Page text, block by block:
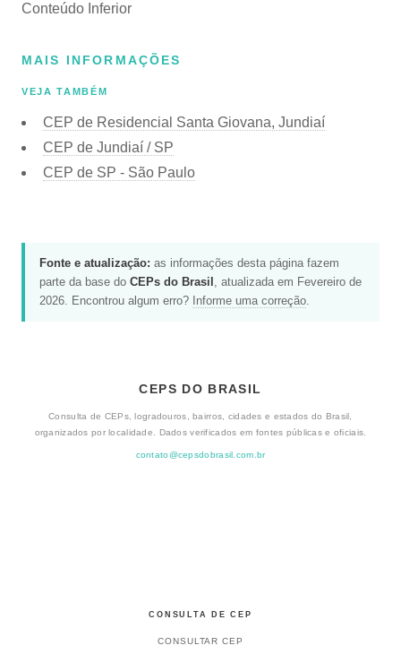
Conteúdo Inferior
MAIS INFORMAÇÕES
VEJA TAMBÉM
CEP de Residencial Santa Giovana, Jundiaí
CEP de Jundiaí / SP
CEP de SP - São Paulo
Fonte e atualização: as informações desta página fazem
parte da base do CEPs do Brasil , atualizada em Fevereiro de
2026. Encontrou algum erro? Informe uma correção.
CEPS DO BRASIL
Consulta de CEPs, logradouros, bairros, cidades e estados do Brasil,
organizados por localidade. Dados verificados em fontes públicas e oficiais.
contato@cepsdobrasil.com.br
CONSULTA DE CEP
CONSULTAR CEP